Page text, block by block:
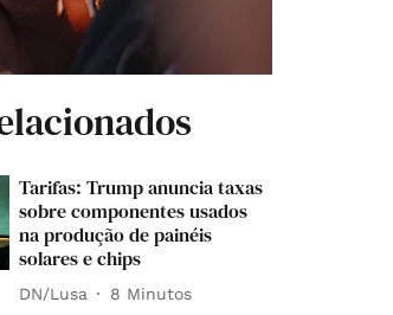
Tarifas: Trump anuncia taxas
sobre componentes usados
na produção de painéis
solares e chips
DN/Lusa 8 Minutos